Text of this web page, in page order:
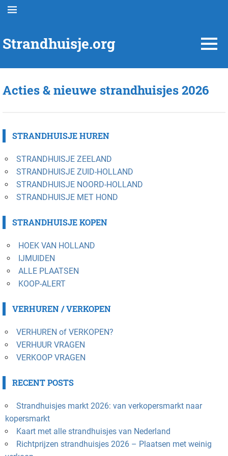
Ga
inhoud
MENU
Strandhuisje.org
Nederland™
MENU
Acties & nieuwe strandhuisjes 2026
STRANDHUISJE HUREN
STRANDHUISJE ZEELAND
STRANDHUISJE ZUID-HOLLAND
STRANDHUISJE NOORD-HOLLAND
STRANDHUISJE MET HOND
STRANDHUISJE KOPEN
HOEK VAN HOLLAND
IJMUIDEN
ALLE PLAATSEN
KOOP-ALERT
VERHUREN / VERKOPEN
VERHUREN of VERKOPEN?
VERHUUR VRAGEN
VERKOOP VRAGEN
RECENT POSTS
Strandhuisjes markt 2026: van verkopersmarkt naar
kopersmarkt
Kaart met alle strandhuisjes van Nederland
Richtprijzen strandhuisjes 2026 – Plaatsen met weinig